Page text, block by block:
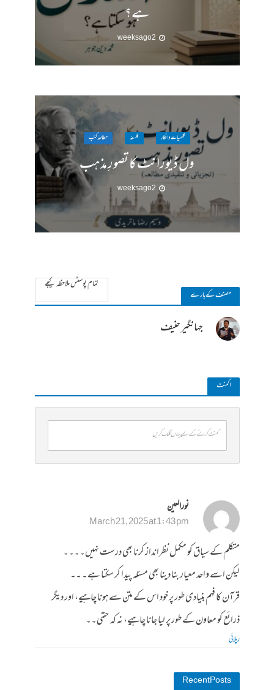
ہے؟
2 weeks ago
شخصیات وافکار فلسفہ مطالعہ کتب
ول ڈیورانٹ کا تصورِ مذہب
2 weeks ago
مصنف کے بارے
تمام پوسٹس ملاحظہ کیجے
جہانگیر حنیف
ا کمنٹ
کمنٹ کرنے کے لیے یہاں کلک کریں
نورالعین
March 21, 2025 at 1:43 pm
متکلم کے سیاق کو مکمل نظرانداز کرنا بھی درست نہیں۔۔۔۔
لیکن اسے واحد معیار بنا دینا بھی مسئلہ پیدا کر سکتا ہے۔ ۔۔
قرآن کا فہم بنیادی طور پر خود اس کے متن سے ہونا چاہیے، اور دیگر
ذرائع کو معاون کے طور پر لیا جانا چاہیے، نہ کہ حتمی۔۔
رپلائی
Recent Posts